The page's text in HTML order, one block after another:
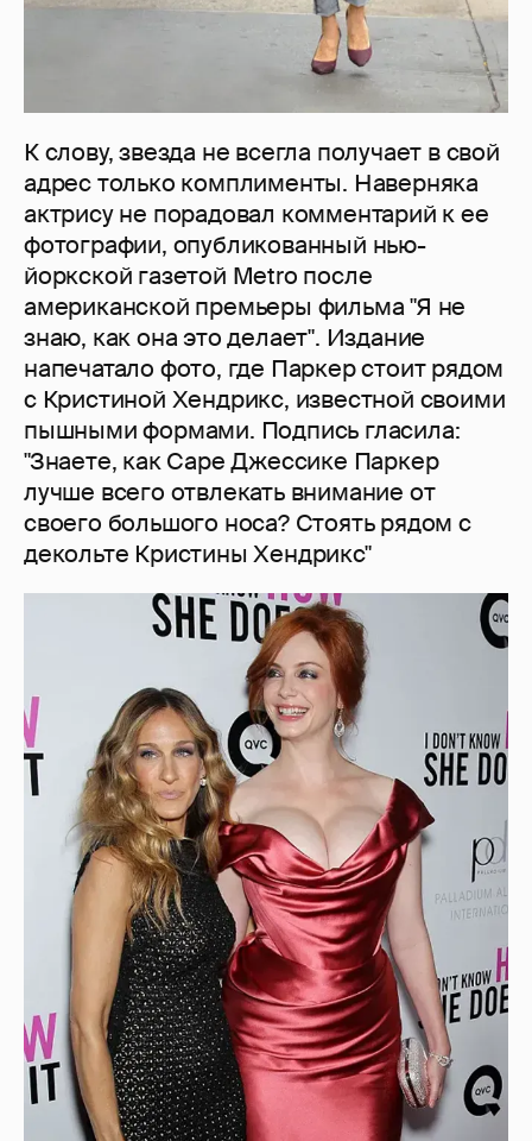
К слову, звезда не всегла получает в свой
адрес только комплименты. Наверняка
актрису не порадовал комментарий к ее
фотографии, опубликованный нью-
йоркской газетой Metro после
американской премьеры фильма "Я не
знаю, как она это делает". Издание
напечатало фото, где Паркер стоит рядом
с Кристиной Хендрикс, известной своими
пышными формами. Подпись гласила:
"Знаете, как Саре Джессике Паркер
лучше всего отвлекать внимание от
своего большого носа? Стоять рядом с
декольте Кристины Хендрикс"